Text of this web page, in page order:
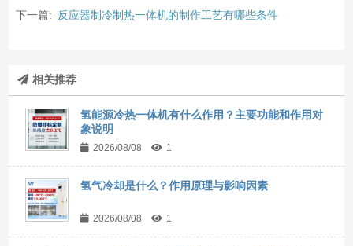
下一篇:
反应器制冷制热一体机的制作工艺有哪些条件
相关推荐
氢能源冷热一体机有什么作用？主要功能和作用对
象说明
2026/08/08 1
氢气冷却是什么？作用原理与影响因素
2026/08/08 1